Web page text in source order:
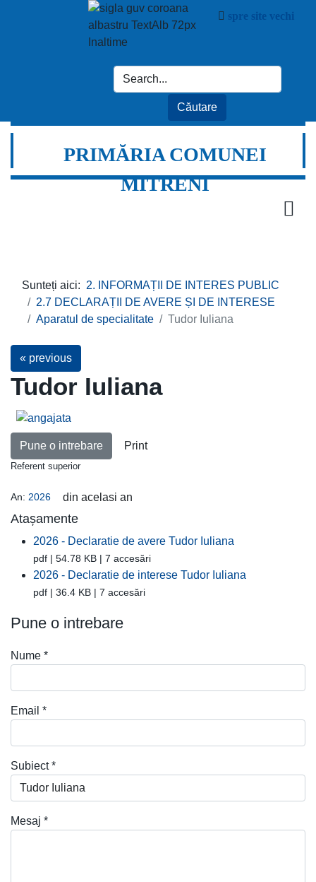
spre site vechi
PRIMĂRIA COMUNEI
MITRENI
Sunteți aici: 2. INFORMAȚII DE INTERES PUBLIC
2.7 DECLARAȚII DE AVERE ȘI DE INTERESE
Aparatul de specialitate
Tudor Iuliana
« previous
Tudor Iuliana
Pune o intrebare Print
Referent superior
An: 2026 din acelasi an
Atașamente
2026 - Declaratie de avere Tudor Iuliana
pdf | 54.78 KB | 7 accesări
2026 - Declaratie de interese Tudor Iuliana
pdf | 36.4 KB | 7 accesări
Pune o intrebare
Nume *
Email *
Subiect*
Mesaj *